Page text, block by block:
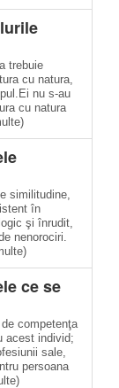
trebuie
cu natura,
nu s-au
cu natura
similitudine,
în
şi înrudit,
nenorociri.
ce se
competenţa
acest individ;
sale,
persoana